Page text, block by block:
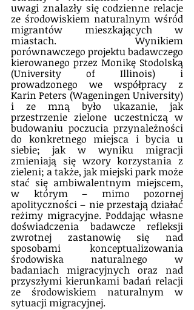
uwagi znalazły się codzienne relacje
ze środowiskiem naturalnym wśród
migrantów mieszkających w
miastach. Wynikiem
porównawczego projektu badawczego
kierowanego przez Monikę Stodolską
(University of Illinois) i
prowadzonego we współpracy z
Karin Peters (Wageningen University)
i ze mną było ukazanie, jak
przestrzenie zielone uczestniczą w
budowaniu poczucia przynależności
do konkretnego miejsca i bycia u
siebie; jak w wyniku migracji
zmieniają się wzory korzystania z
zieleni; a także, jak miejski park może
stać się ambiwalentnym miejscem,
w którym – mimo pozornej
apolityczności – nie przestają działać
reżimy migracyjne. Poddając własne
doświadczenia badawcze refleksji
zwrotnej zastanowię się nad
sposobami konceptualizowania
środowiska naturalnego w
badaniach migracyjnych oraz nad
przyszłymi kierunkami badań relacji
ze środowiskiem naturalnym w
sytuacji migracyjnej.